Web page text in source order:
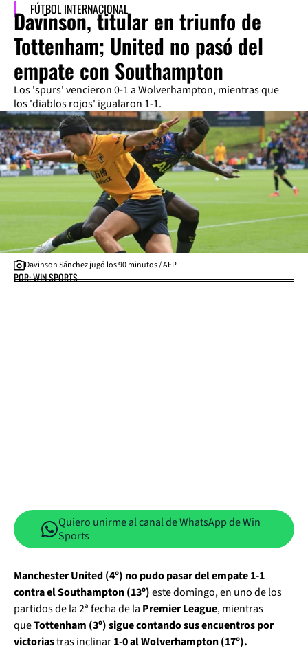
FÚTBOL INTERNACIONAL
Davinson, titular en triunfo de
Tottenham; United no pasó del
empate con Southampton
Los 'spurs' vencieron 0-1 a Wolverhampton, mientras que
los 'diablos rojos' igualaron 1-1.
Davinson Sánchez jugó los 90 minutos / AFP
POR: WIN SPORTS
Quiero unirme al canal de WhatsApp de Win
Sports
Manchester United (4º) no pudo pasar del empate 1-1
contra el Southampton (13º)este domingo, en uno de los
partidos de la 2ª fecha de la Premier League, mientras
queTottenham (3º) sigue contando sus encuentros por
victoriastras inclinar1-0 al Wolverhampton (17º).